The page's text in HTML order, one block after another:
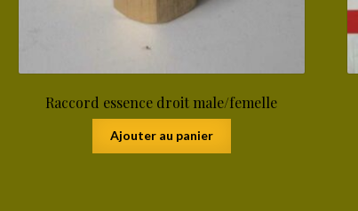
Raccord essence droit male/femelle
Ajouter au panier